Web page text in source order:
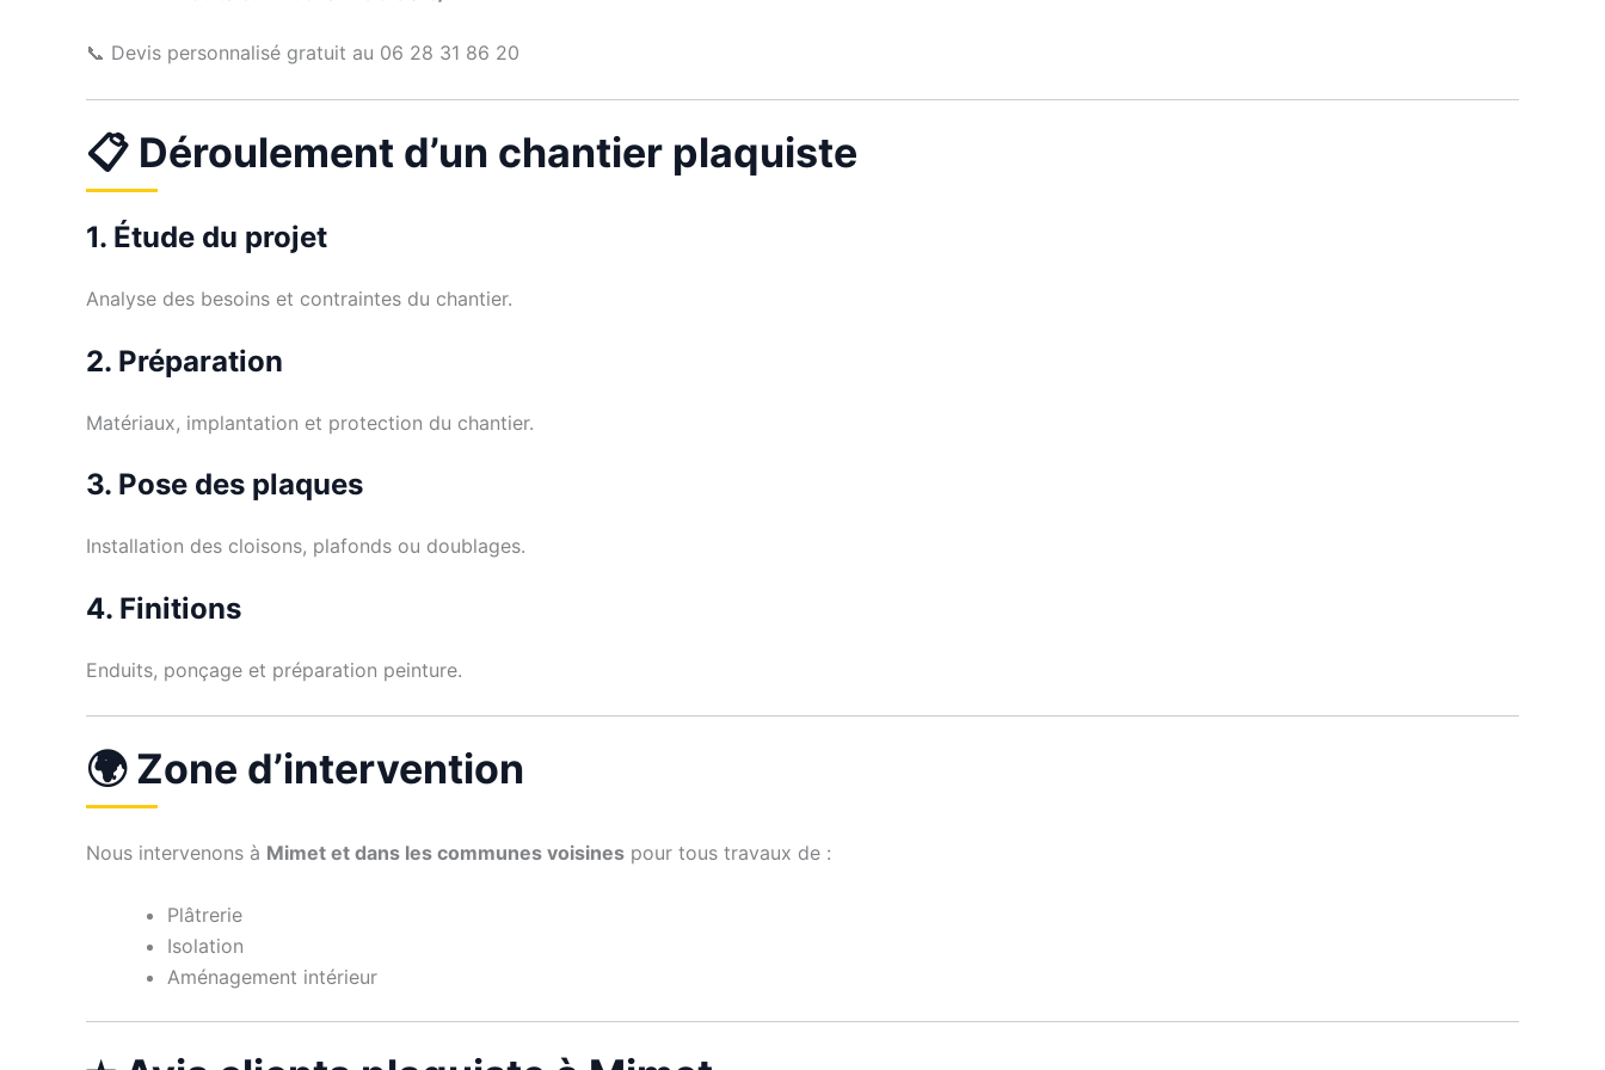
📞 Devis personnalisé gratuit au 06 28 31 86 20
📋 Déroulement d’un chantier plaquiste
1. Étude du projet
Analyse des besoins et contraintes du chantier.
2. Préparation
Matériaux, implantation et protection du chantier.
3. Pose des plaques
Installation des cloisons, plafonds ou doublages.
4. Finitions
Enduits, ponçage et préparation peinture.
🌍 Zone d’intervention
Nous intervenons à Mimet et dans les communes voisines pour tous travaux de :
Plâtrerie
Isolation
Aménagement intérieur